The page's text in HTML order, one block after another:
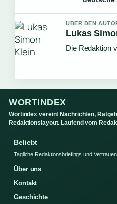
UBER DEN
Lukas
Die Redaktion
WORTINDEX
Wortindex vereint Nachrichten,
Redaktionslayout. Laufend vom
Beliebt
Tagliche Redaktionsbriefings und
Über uns
Kontakt
Geschichte